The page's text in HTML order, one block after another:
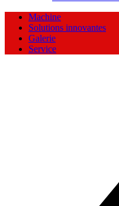
Machine
Solutions innovantes
Galerie
Service